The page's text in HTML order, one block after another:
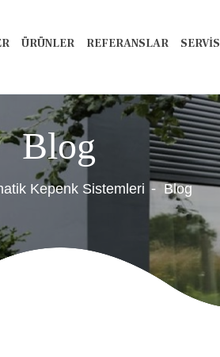
ÜRÜNLER REFERANSLAR SERVİS
Blog
Kepenk Sistemleri Blog